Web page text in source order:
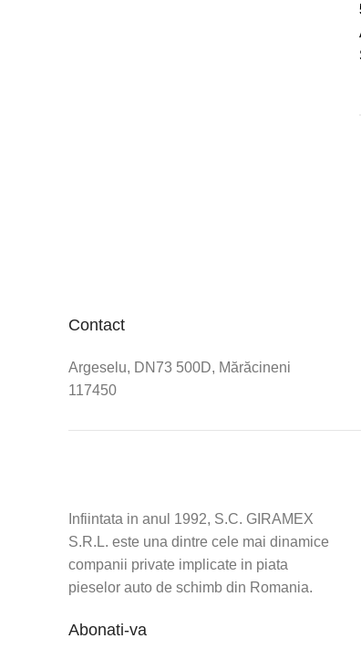
Contact
Argeselu, DN73 500D, Mărăcineni
117450
Infiintata in anul 1992, S.C. GIRAMEX
S.R.L. este una dintre cele mai dinamice
companii private implicate in piata
pieselor auto de schimb din Romania.
Abonati-va